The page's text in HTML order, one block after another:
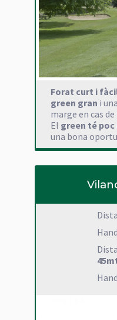
Forat curt i
green gran i una
marge en cas
El green té
una bona